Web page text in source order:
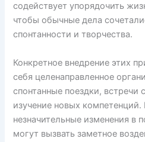
содействует упорядочить
чтобы обычные дела
спонтанности и творчества.
Конкретное внедрение этих
себя целенаправленное
спонтанные поездки, встречи
изучение новых компетенций.
незначительные изменения в
могут вызвать заметное